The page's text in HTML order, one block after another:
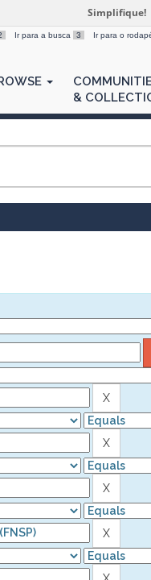
Simplifique!
Ir para a busca 3 Ir para o
&